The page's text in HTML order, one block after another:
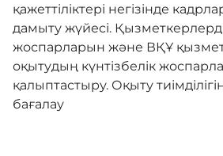
Корпоративтік мәдениет
Адалдық алаңы
қажеттіліктері негізінде
дамыту жүйесі.
жоспарларын және ВҚҰ
оқытудың күнтізбелік
қалыптастыру. Оқыту
бағалау